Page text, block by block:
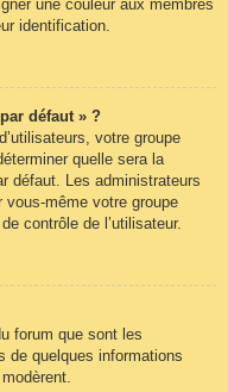
une couleur aux membres
identification.
défaut » ?
votre groupe
quelle sera la
défaut. Les administrateurs
même votre groupe
contrôle de l’utilisateur.
forum que sont les
de quelques informations